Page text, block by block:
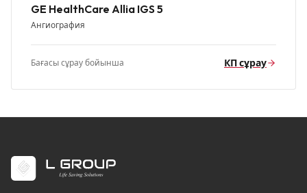
GE HealthCare Allia IGS 5
Ангиография
Бағасы сұрау бойынша КП сұрау